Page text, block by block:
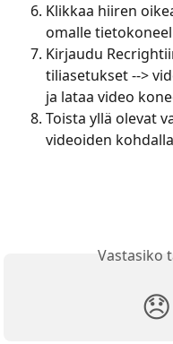
Klikkaa hiiren
omalle
Kirjaudu
tiliasetukset -->
ja lataa video
Toista yllä olevat
videoiden kohdalla
Vastasiko
😞